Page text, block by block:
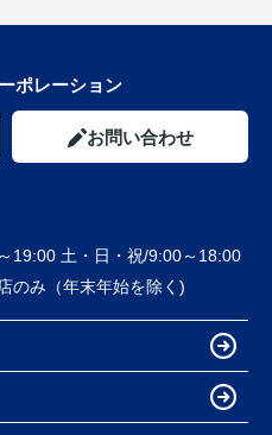
ポレーション
お問い合わせ
19:00 土・日・祝/9:00～18:00
のみ（年末年始を除く)